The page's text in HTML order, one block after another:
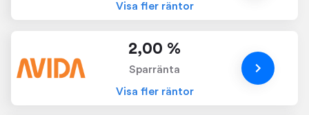
Visa fler räntor
2,00 %
Sparränta
Visa fler räntor